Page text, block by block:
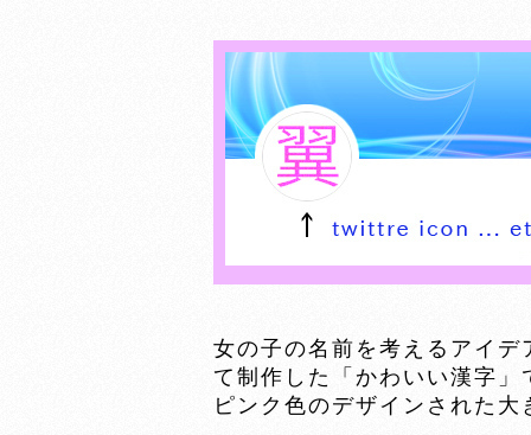
女の子の名前を考えるアイ
て制作した「かわいい漢字
ピンク色のデザインされた